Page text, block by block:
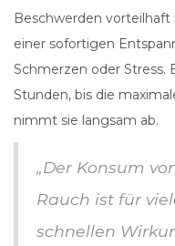
Beschwerden
einer sofortigen
Schmerzen oder Stress.
Stunden, bis die
nimmt sie langsam ab.
„Der Konsum
Rauch ist für
schnellen